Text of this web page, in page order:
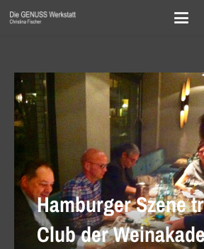
Hamburger Szene
Club der